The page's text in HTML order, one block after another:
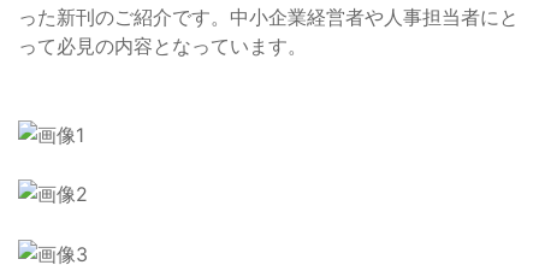
った新刊のご紹介です。中小企業経営者や人事担当者にと
って必見の内容となっています。